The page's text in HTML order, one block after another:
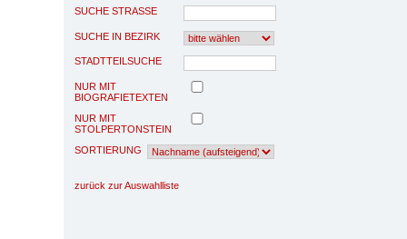
SUCHE STRASSE
SUCHE IN BEZIRK
STADTTEILSUCHE
NUR MIT
BIOGRAFIETEXTEN
NUR MIT
STOLPERTONSTEIN
SORTIERUNG
zurück zur Auswahlliste